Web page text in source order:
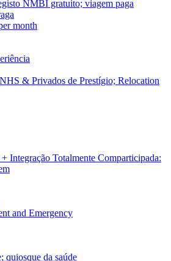
NMBI gratuito; viagem paga
month
& Privados de Prestígio; Relocation
Integração Totalmente Comparticipada:
and Emergency
quiosque da saúde